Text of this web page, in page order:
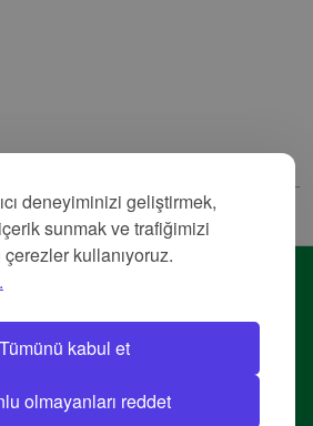
deneyiminizi geliştirmek,
sunmak ve trafiğimizi
kullanıyoruz.
Tümünü kabul et
olmayanları reddet
2026 AtlasBig.com